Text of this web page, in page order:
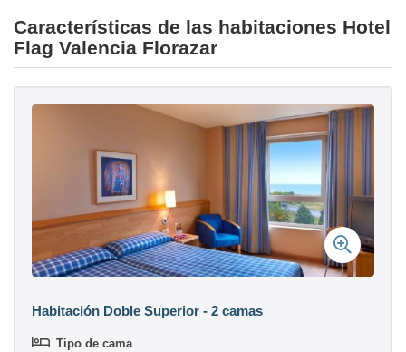
Características de las habitaciones Hotel
Flag Valencia Florazar
Habitación Doble Superior - 2 camas
Tipo de cama